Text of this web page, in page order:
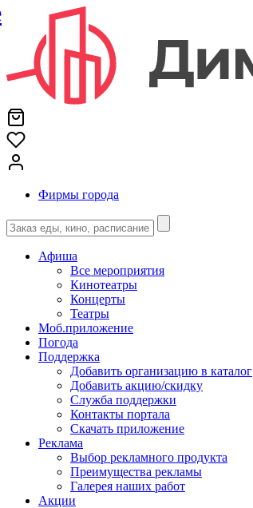
Фирмы города
Афиша
Все мероприятия
Кинотеатры
Концерты
Театры
Моб.приложение
Погода
Поддержка
Добавить организацию в каталог
Добавить акцию/скидку
Служба поддержки
Контакты портала
Скачать приложение
Реклама
Выбор рекламного продукта
Преимущества рекламы
Галерея наших работ
Акции